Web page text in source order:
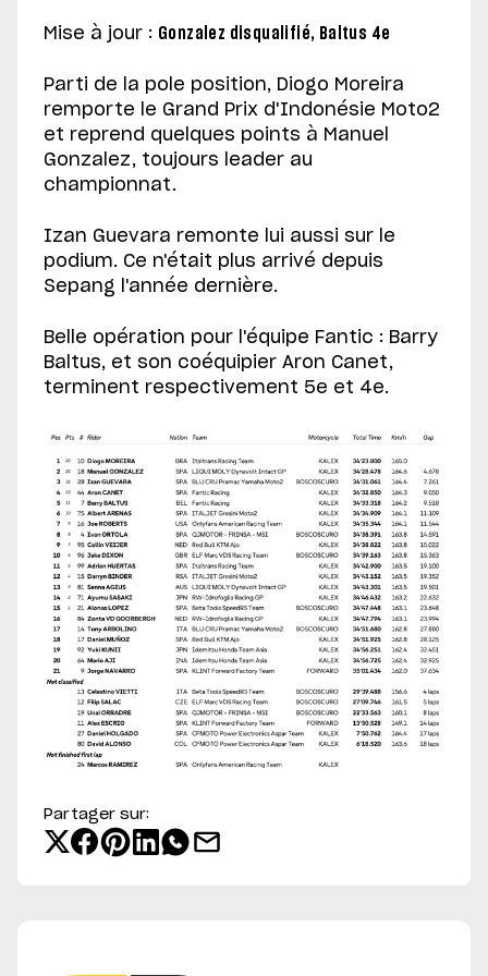
Mise à jour : Gonzalez disqualifié, Baltus 4e
Parti de la pole position, Diogo Moreira
remporte le Grand Prix d'Indonésie Moto2
et reprend quelques points à Manuel
Gonzalez, toujours leader au
championnat.
Izan Guevara remonte lui aussi sur le
podium. Ce n'était plus arrivé depuis
Sepang l'année dernière.
Belle opération pour l'équipe Fantic : Barry
Baltus, et son coéquipier Aron Canet,
terminent respectivement 5e et 4e.
Partager sur: